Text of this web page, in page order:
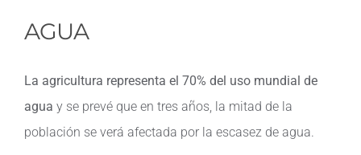
AGUA
La agricultura representa el 70% del uso mundial de
agua y se prevé que en tres años, la mitad de la
población se verá afectada por la escasez de agua.